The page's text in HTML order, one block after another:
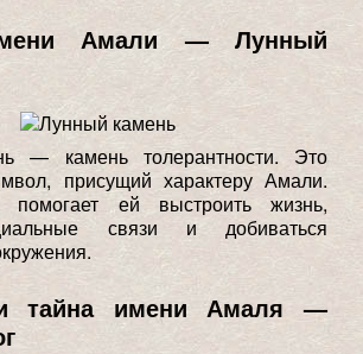
Амали — Лунный
— камень толерантности. Это
присущий характеру Амали.
помогает ей выстроить жизнь,
связи и добиваться
и тайна имени Амаля —